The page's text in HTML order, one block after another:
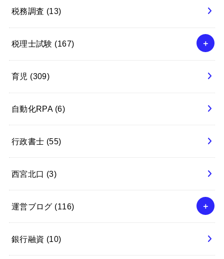
税務調査 (13)
税理士試験 (167)
育児 (309)
自動化RPA (6)
行政書士 (55)
西宮北口 (3)
運営ブログ (116)
銀行融資 (10)